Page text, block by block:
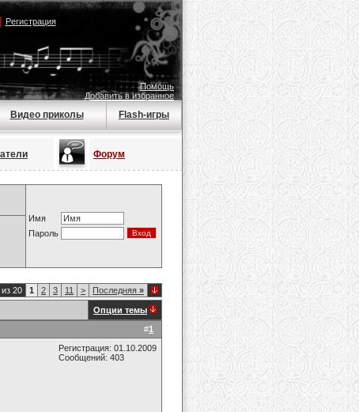
Регистрация
Помощь
Добавить в избранное
Видео приколы Flash-игры
Форум
Имя
Пароль
20 1 2 3 11 > Последняя »
Опции темы
#1
Регистрация: 01.10.2009
Сообщений: 403